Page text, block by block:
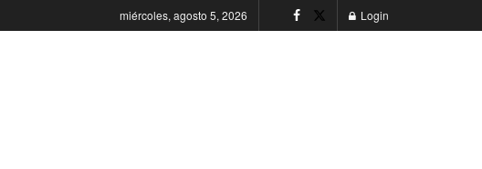
miércoles, agosto 5, 2026 Login